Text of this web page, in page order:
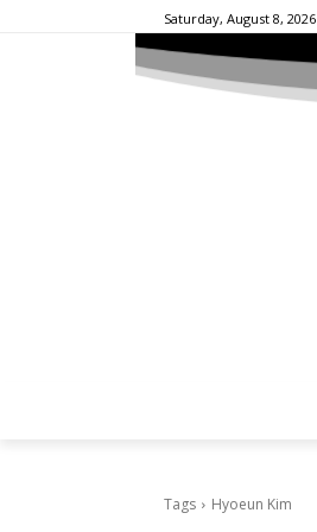
Saturday, August 8, 2026
Tags Hyoeun Kim